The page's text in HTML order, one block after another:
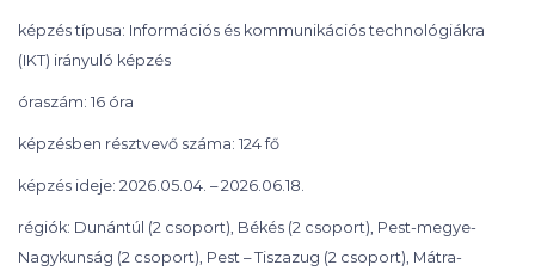
képzés típusa: Információs és kommunikációs technológiákra
(IKT) irányuló képzés
óraszám: 16 óra
képzésben résztvevő száma: 124 fő
képzés ideje: 2026.05.04. – 2026.06.18.
régiók: Dunántúl (2 csoport), Békés (2 csoport), Pest-megye-
Nagykunság (2 csoport), Pest – Tiszazug (2 csoport), Mátra-